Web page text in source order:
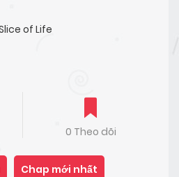
of Life
0 Theo dõi
Chap mới nhất